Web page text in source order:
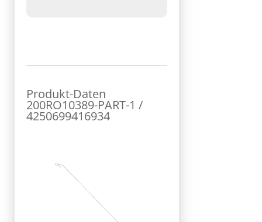
Produkt-Daten
200RO10389-PART-1 /
4250699416934